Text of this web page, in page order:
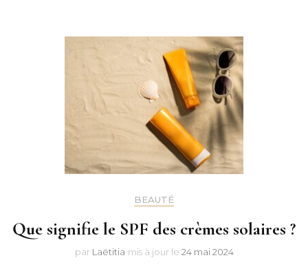
BEAUTÉ
Que signifie le SPF des crèmes solaires ?
par Laëtitia mis à jour le 24 mai 2024